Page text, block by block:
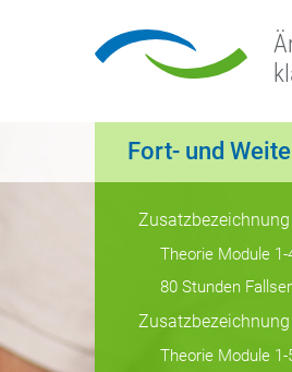
Fort- und
Theorie Module 1-
80 Stunden
Theorie Module 1-